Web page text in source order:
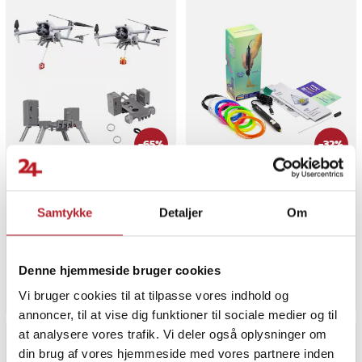
Samtykke Detaljer Om
Denne hjemmeside bruger cookies
Vi bruger cookies til at tilpasse vores indhold og
annoncer, til at vise dig funktioner til sociale medier og til
at analysere vores trafik. Vi deler også oplysninger om
din brug af vores hjemmeside med vores partnere inden
-65%
Air Drop System til DJI Air
belastningsfald til flere
Findes på lager, Leveres i løbet af 1-2 hverdage
Køb
-32%
3Doodler Flow 3D-penne-
justerbar flowhastighed
Køb